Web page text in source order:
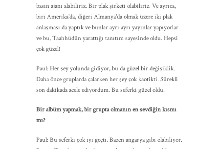
basın ajanı alabiliriz. Bir plak şirketi olabiliriz. Ve ayrıca,
biri Amerika'da, diğeri Almanya'da olmak üzere iki plak
anlaşması da yaptık ve bunlar ayrı ayrı yayınlar yapıyorlar
ve bu, Taahhüdün yarattığı tanıtım sayesinde oldu. Hepsi
çok güzel!
Paul: Her şey yolunda gidiyor, bu da güzel bir değişiklik.
Daha önce gruplarda çalarken her şey çok kaotikti. Sürekli
son dakikada acele ediyordum. Bu seferki güzel oldu.
Bir albüm yapmak, bir grupta olmanın en sevdiğin kısmı
mı?
Paul: Bu seferki çok iyi geçti. Bazen angarya gibi olabiliyor.